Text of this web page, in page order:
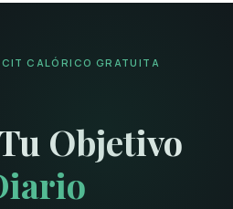
CALÓRICO GRATUITA
Objetivo